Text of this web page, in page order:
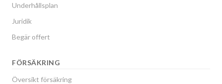
Underhållsplan
Juridik
Begär offert
FÖRSÄKRING
Översikt försäkring